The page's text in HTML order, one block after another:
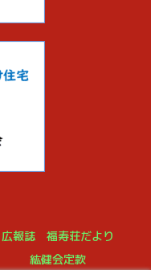
広報誌 福寿荘だより
紘健会定款